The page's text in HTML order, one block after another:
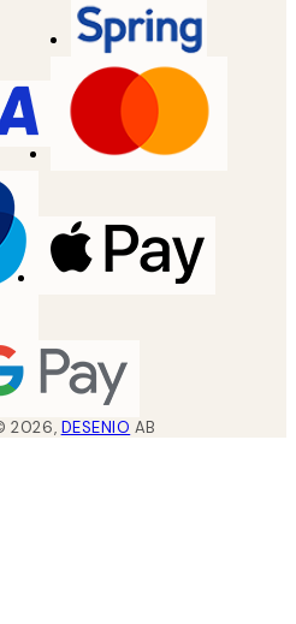
2026, DESENIO AB